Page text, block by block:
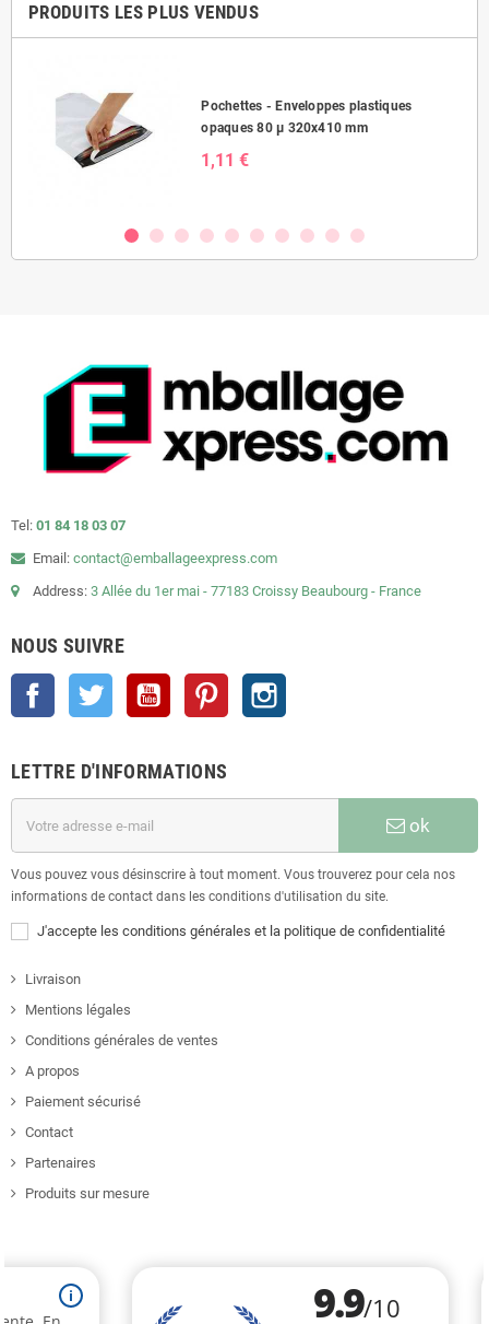
PRODUITS LES PLUS VENDUS
Pochettes - Enveloppes plastiques
opaques 80 µ 320x410 mm
1,11 €
Tel: 01 84 18 03 07
Email: contact@emballageexpress.com
Address: 3 Allée du 1er mai - 77183 Croissy Beaubourg - France
NOUS SUIVRE
Facebook Twitter YouTube Pinterest
LETTRE D'INFORMATIONS
ok
Vous pouvez vous désinscrire à tout moment. Vous trouverez pour cela nos
informations de contact dans les conditions d'utilisation du site.
J'accepte les conditions générales et la politique de confidentialité
Livraison
Mentions légales
Conditions générales de ventes
A propos
Paiement sécurisé
Contact
Partenaires
Produits sur mesure